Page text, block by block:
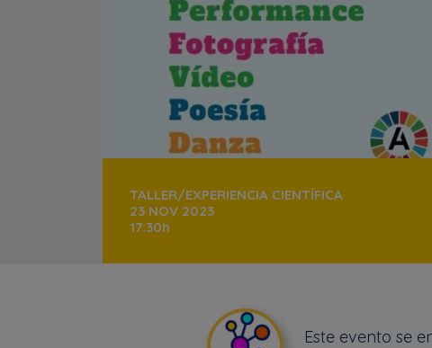
TALLER/EXPERIENCIA CIENTÍFICA
23 NOV 2023
17:30h
Este evento se